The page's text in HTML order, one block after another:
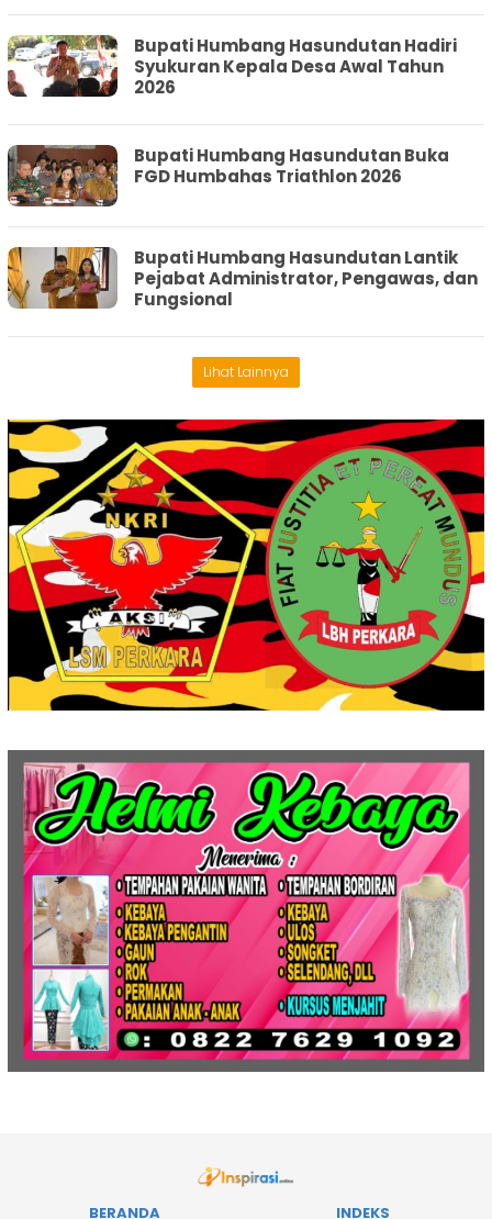
Bupati Humbang Hasundutan Hadiri
Syukuran Kepala Desa Awal Tahun
2026
Bupati Humbang Hasundutan Buka
FGD Humbahas Triathlon 2026
Bupati Humbang Hasundutan Lantik
Pejabat Administrator, Pengawas, dan
Fungsional
Lihat Lainnya
BERANDA INDEKS